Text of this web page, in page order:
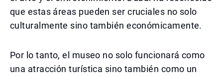
que estas áreas pueden ser cruciales no solo
culturalmente sino también económicamente.
Por lo tanto, el museo no solo funcionará como
una atracción turística sino también como un